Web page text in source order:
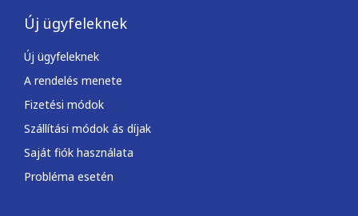
Új ügyfeleknek
Új ügyfeleknek
A rendelés menete
Fizetési módok
Szállítási módok ás díjak
Saját fiók használata
Probléma esetén